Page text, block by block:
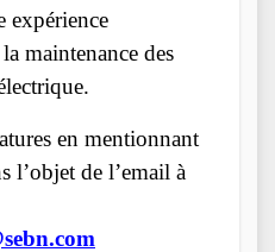
expérience
maintenance des
en mentionnant
l’objet de l’email à